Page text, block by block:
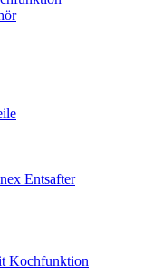
Entsafter
Kochfunktion